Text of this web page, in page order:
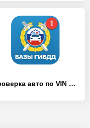
Проверка авто по VIN и ГОСНОМЕРУ